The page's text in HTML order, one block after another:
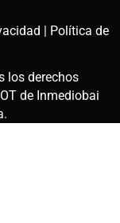
| Política de
los derechos
de Inmediobai
.